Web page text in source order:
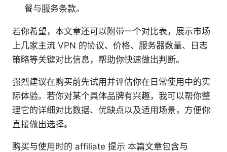
餐与服务条款。
若你希望，本文章还可以附带一个对比表，展示市场
上几家主流 VPN 的协议、价格、服务器数量、日志
策略等关键对比信息，帮助你快速做出判断。
强烈建议在购买前先试用并评估你在日常使用中的实
际体验。若你对某个具体品牌有兴趣，我可以帮你整
理它的详细对比数据、优缺点以及适用场景，方便你
直接做出选择。
购买与使用时的 affiliate 提示 本篇文章包含与